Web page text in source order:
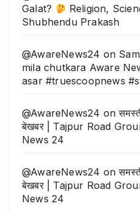
Galat?
Religion,
Shubhendu Prakash
@AwareNews24 on
mila chutkara Aware
asar #truescoopnews
@AwareNews24 on
बेखबर | Tajpur Road
News 24
@AwareNews24 on
बेखबर | Tajpur Road
News 24